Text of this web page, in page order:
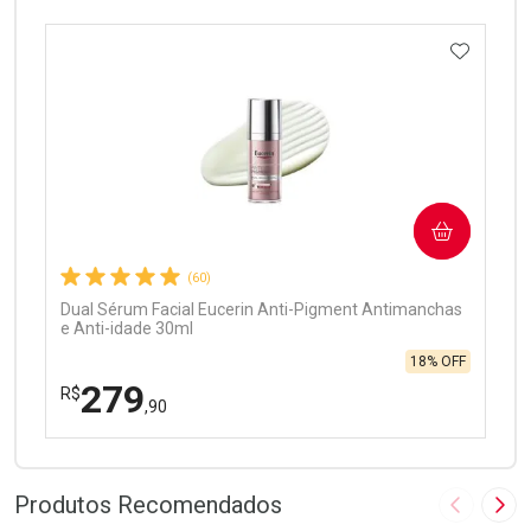
(60)
Dual Sérum Facial Eucerin Anti-Pigment Antimanchas
e Anti-idade 30ml
R$279,90
18% OFF
COMPRAR
Laboratório
Por Menos
Produtos Recomendados Imagem